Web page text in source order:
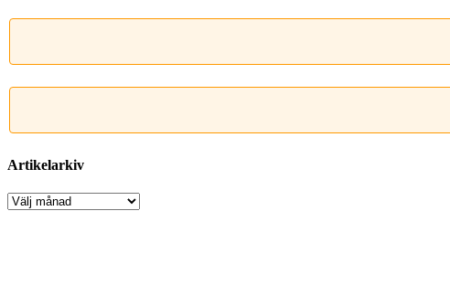
Artikelarkiv
Artikelarkiv